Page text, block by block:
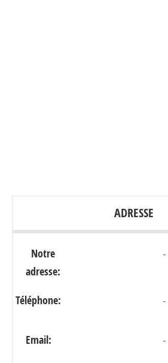
ADRESSE
Notre
adresse:
-
Téléphone: -
Email: -